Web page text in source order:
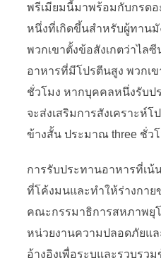
พรีเมียมนี้มาพร้อมกับกรด
หนึ่งที่เกิดขึ้นสำหรับผู้ทานมั
พวกเขาตั้งข้อสังเกตว่าไล
อาหารที่มีโปรตีนสูง พวกเ
ชั่วโมง หากบุคคลหนึ่งรับป
จะส่งเสริมการสังเคราะห์
ข้างสั้น ประมาณ three ชั่ว
การรับประทานอาหารที่เ
ที่โค้งมนและทำให้ร่างกา
คณะกรรมาธิการสหภาพยุ
หน่วยงานความปลอดภัยแล
อ้างอิงเพื่อระบุและรวบรว